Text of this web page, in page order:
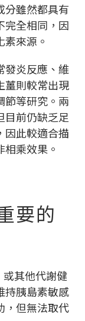
分雖然都具有
完全相同，因
來源。
發炎反應、維
薑則較常出現
節等研究。兩
目前仍缺乏足
因此較適合描
相乘效果。
要的
或其他代謝健
持胰島素敏感
，但無法取代